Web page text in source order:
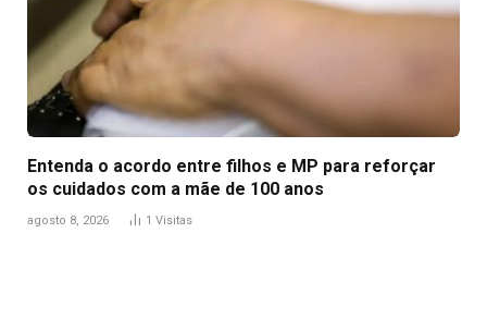
Entenda o acordo entre filhos e MP para reforçar
os cuidados com a mãe de 100 anos
agosto 8, 2026 1 Visitas